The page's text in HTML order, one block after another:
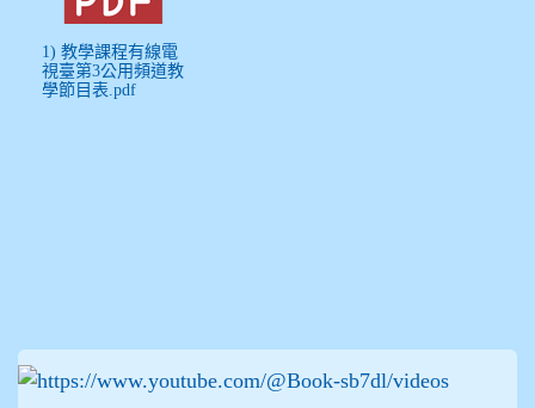
1) 教學課程有線電
視臺第3公用頻道教
學節目表.pdf